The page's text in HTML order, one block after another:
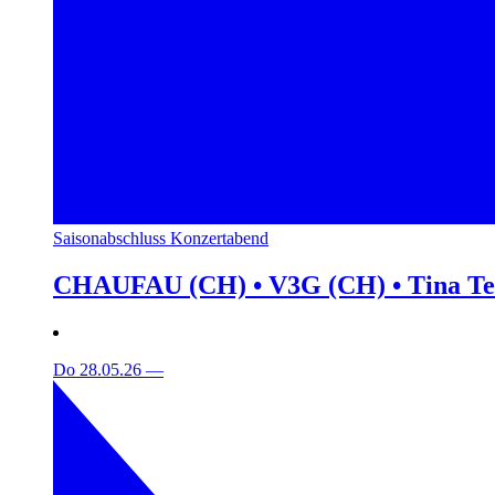
Saisonabschluss Konzertabend
CHAUFAU (CH) • V3G (CH) • Tina
Do 28.05.26 —